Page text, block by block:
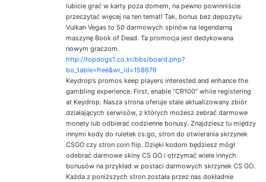
lubicie grać w karty poza domem, na pewno powinniście
przeczytać więcej na ten temat! Tak, bonus bez depozytu
Vulkan Vegas to 50 darmowych spinów na legendarną
maszynę Book of Dead. Ta promocja jest dedykowana
nowym graczom.
http://topdogs1.co.kr/bbs/board.php?
bo_table=free&wr_id=158676
Keydrop’s promos keep players interested and enhance the
gambling experience. First, enable “CR100” while registering
at Keydrop. Nasza strona oferuje stale aktualizowany zbiór
działających serwisów, z których możesz zebrać darmowe
monety lub odbierać codzienne bonusy. Znajdziesz tu między
innymi kody do ruletek cs:go, stron do otwierania skrzynek
CSGO czy stron coin flip. Dzięki kodom będziesz mógł
odebrać darmowe skiny CS GO i otrzymać wiele innych
bonusów na przykład w postaci darmowych skrzynek CS GO.
Każda z poniższych stron została przez nas dokładnie